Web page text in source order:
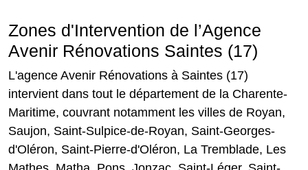
Zones d'Intervention de l’Agence
Avenir Rénovations Saintes (17)
L'agence Avenir Rénovations à Saintes (17)
intervient dans tout le département de la Charente-
Maritime, couvrant notamment les villes de Royan,
Saujon, Saint-Sulpice-de-Royan, Saint-Georges-
d'Oléron, Saint-Pierre-d'Oléron, La Tremblade, Les